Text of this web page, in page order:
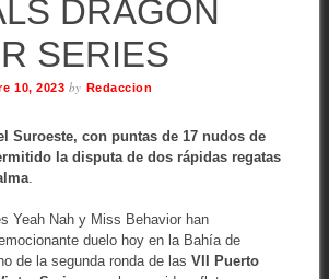
DRAGON
SERIES
10, 2023 by Redaccion
Suroeste, con puntas de 17 nudos de
la disputa de dos rápidas regatas
.
Yeah Nah y Miss Behavior han
duelo hoy en la Bahía de
de la segunda ronda de las VII Puerto